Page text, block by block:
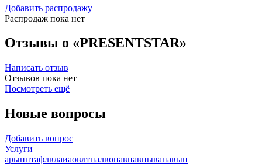
Добавить распродажу
Распродаж пока нет
Отзывы о «PRESENTSTAR»
Написать отзыв
Отзывов пока нет
Посмотреть ещё
Новые вопросы
Добавить вопрос
Услуги
арыпптафлвлаиаовлтпалвопавпавпывапавып